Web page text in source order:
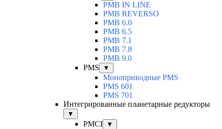
PMB IN LINE
PMB REVERSO
PMB 6.0
PMB 6.5
PMB 7.1
PMB 7.8
PMB 9.0
PMS
▼
Моноприводные PMS
PMS 601
PMS 701
Интегрированные планетарные редукторы
▼
PMCI ▼